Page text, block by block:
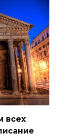
всех